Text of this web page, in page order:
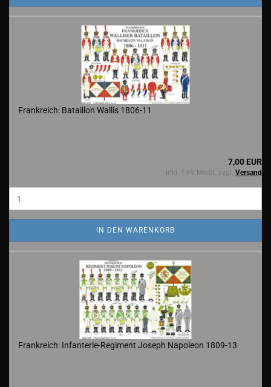
Frankreich: Bataillon Wallis 1806-11
7,00 EUR
inkl. 19% MwSt. zzgl. Versand
IN DEN WARENKORB
Frankreich: Infanterie-Regiment Joseph Napoleon 1809-13